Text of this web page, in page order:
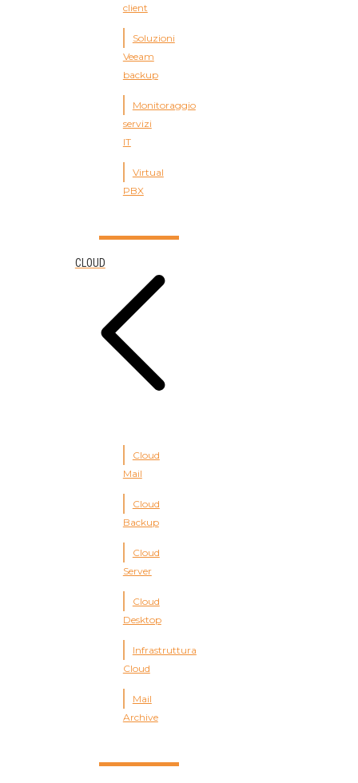
client
Soluzioni
Veeam
backup
Monitoraggio
servizi
IT
Virtual
PBX
CLOUD
Cloud
Mail
Cloud
Backup
Cloud
Server
Cloud
Desktop
Infrastruttura
Cloud
Mail
Archive